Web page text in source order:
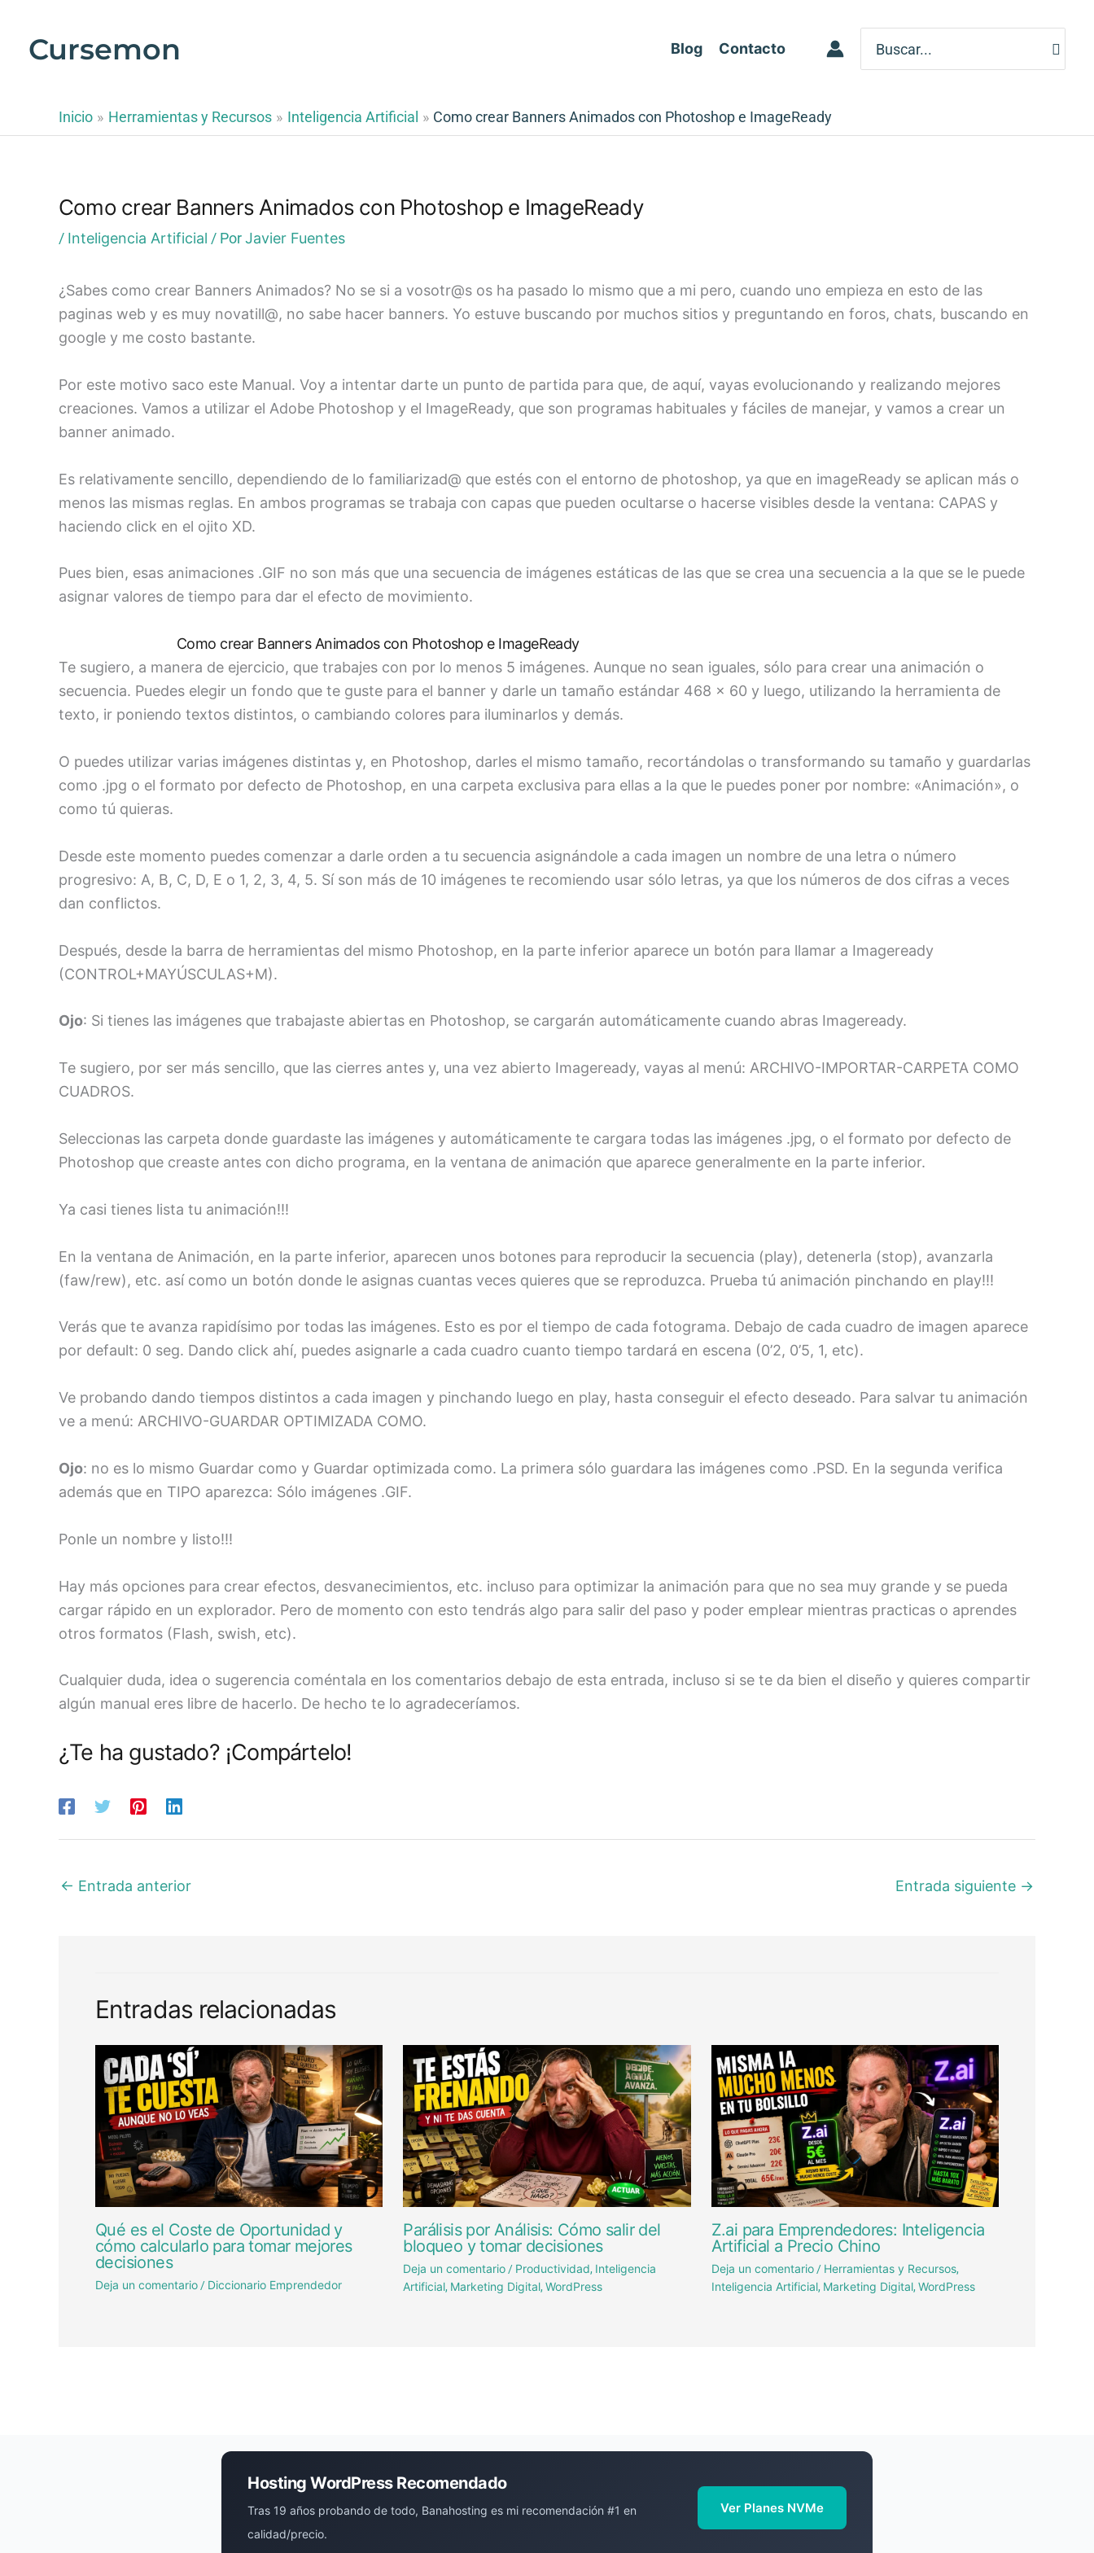
contenido
Cursemon Blog Contacto
for:
Inicio Herramientas y Recursos Inteligencia Artificial Como crear Banners Animados con Photoshop e ImageReady
Como crear Banners Animados con Photoshop e ImageReady
/ Inteligencia Artificial / PorJavier Fuentes
¿Sabes como crear Banners Animados? No se si a vosotr@s os ha pasado lo mismo que a mi pero, cuando uno empieza en esto de las
paginas web y es muy novatill@, no sabe hacer banners. Yo estuve buscando por muchos sitios y preguntando en foros, chats, buscando en
google y me costo bastante.
Por este motivo saco este Manual. Voy a intentar darte un punto de partida para que, de aquí, vayas evolucionando y realizando mejores
creaciones. Vamos a utilizar el Adobe Photoshop y el ImageReady, que son programas habituales y fáciles de manejar, y vamos a crear un
banner animado.
Es relativamente sencillo, dependiendo de lo familiarizad@ que estés con el entorno de photoshop, ya que en imageReady se aplican más o
menos las mismas reglas. En ambos programas se trabaja con capas que pueden ocultarse o hacerse visibles desde la ventana: CAPAS y
haciendo click en el ojito XD.
Pues bien, esas animaciones .GIF no son más que una secuencia de imágenes estáticas de las que se crea una secuencia a la que se le puede
asignar valores de tiempo para dar el efecto de movimiento.
Como crear Banners Animados con Photoshop e ImageReady
Te sugiero, a manera de ejercicio, que trabajes con por lo menos 5 imágenes. Aunque no sean iguales, sólo para crear una animación o
secuencia. Puedes elegir un fondo que te guste para el banner y darle un tamaño estándar 468 x 60 y luego, utilizando la herramienta de
texto, ir poniendo textos distintos, o cambiando colores para iluminarlos y demás.
O puedes utilizar varias imágenes distintas y, en Photoshop, darles el mismo tamaño, recortándolas o transformando su tamaño y guardarlas
como .jpg o el formato por defecto de Photoshop, en una carpeta exclusiva para ellas a la que le puedes poner por nombre: «Animación», o
como tú quieras.
Desde este momento puedes comenzar a darle orden a tu secuencia asignándole a cada imagen un nombre de una letra o número
progresivo: A, B, C, D, E o 1, 2, 3, 4, 5. Sí son más de 10 imágenes te recomiendo usar sólo letras, ya que los números de dos cifras a veces
dan conflictos.
Después, desde la barra de herramientas del mismo Photoshop, en la parte inferior aparece un botón para llamar a Imageready
(CONTROL+MAYÚSCULAS+M).
Ojo: Si tienes las imágenes que trabajaste abiertas en Photoshop, se cargarán automáticamente cuando abras Imageready.
Te sugiero, por ser más sencillo, que las cierres antes y, una vez abierto Imageready, vayas al menú: ARCHIVO-IMPORTAR-CARPETA COMO
CUADROS.
Seleccionas las carpeta donde guardaste las imágenes y automáticamente te cargara todas las imágenes .jpg, o el formato por defecto de
Photoshop que creaste antes con dicho programa, en la ventana de animación que aparece generalmente en la parte inferior.
Ya casi tienes lista tu animación!!!
En la ventana de Animación, en la parte inferior, aparecen unos botones para reproducir la secuencia (play), detenerla (stop), avanzarla
(faw/rew), etc. así como un botón donde le asignas cuantas veces quieres que se reproduzca. Prueba tú animación pinchando en play!!!
Verás que te avanza rapidísimo por todas las imágenes. Esto es por el tiempo de cada fotograma. Debajo de cada cuadro de imagen aparece
por default: 0 seg. Dando click ahí, puedes asignarle a cada cuadro cuanto tiempo tardará en escena (0’2, 0’5, 1, etc).
Ve probando dando tiempos distintos a cada imagen y pinchando luego en play, hasta conseguir el efecto deseado. Para salvar tu animación
ve a menú: ARCHIVO-GUARDAR OPTIMIZADA COMO.
Ojo: no es lo mismo Guardar como y Guardar optimizada como. La primera sólo guardara las imágenes como .PSD. En la segunda verifica
además que en TIPO aparezca: Sólo imágenes .GIF.
Ponle un nombre y listo!!!
Hay más opciones para crear efectos, desvanecimientos, etc. incluso para optimizar la animación para que no sea muy grande y se pueda
cargar rápido en un explorador. Pero de momento con esto tendrás algo para salir del paso y poder emplear mientras practicas o aprendes
otros formatos (Flash, swish, etc).
Cualquier duda, idea o sugerencia coméntala en los comentarios debajo de esta entrada, incluso si se te da bien el diseño y quieres compartir
algún manual eres libre de hacerlo. De hecho te lo agradeceríamos.
¿Te ha gustado? ¡Compártelo!
← Entrada anterior Entrada siguiente →
Entradas relacionadas
Qué es el Coste de Oportunidad y
cómo calcularlo para tomar mejores
decisiones
Deja un comentario / Diccionario Emprendedor
Parálisis por Análisis: Cómo salir del
bloqueo y tomar decisiones
Deja un comentario / Productividad, Inteligencia
Artificial, Marketing Digital,WordPress
Z.ai para Emprendedores: Inteligencia
Artificial a Precio Chino
Deja un comentario / Herramientas y Recursos,
Inteligencia Artificial, Marketing Digital, WordPress
Hosting WordPress Recomendado
Tras 19 años probando de todo, Banahosting es mi recomendación #1 en
calidad/precio.
Ver Planes NVMe